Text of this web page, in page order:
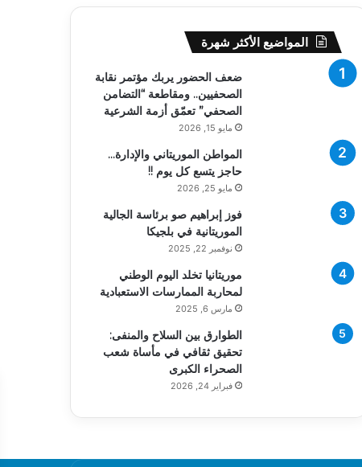
المواضيع الأكثر شهرة
ضعف الحضور يربك مؤتمر نقابة
الصحفيين.. ومقاطعة “التضامن
الصحفي” تعمّق أزمة الشرعية
مايو 15, 2026
المواطن الموريتاني والإدارة…
حاجز يتسع كل يوم !!
مايو 25, 2026
فوز إبراهيم صو برئاسة الجالية
الموريتانية في بلجيكا
نوفمبر 22, 2025
موريتانيا تخلد اليوم الوطني
لمحاربة الممارسات الاستعبادية
مارس 6, 2025
الطوارق بين السلاح والمنفى:
تحقيق ثقافي في مأساة شعب
الصحراء الكبرى
فبراير 24, 2026